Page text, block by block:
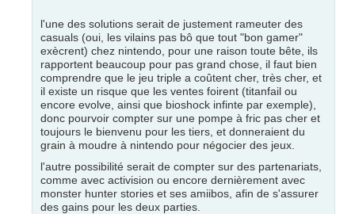
l'une des solutions serait de justement rameuter des
casuals (oui, les vilains pas bô que tout "bon gamer"
exècrent) chez nintendo, pour une raison toute bête, ils
rapportent beaucoup pour pas grand chose, il faut bien
comprendre que le jeu triple a coûtent cher, très cher, et
il existe un risque que les ventes foirent (titanfail ou
encore evolve, ainsi que bioshock infinte par exemple),
donc pourvoir compter sur une pompe à fric pas cher et
toujours le bienvenu pour les tiers, et donneraient du
grain à moudre à nintendo pour négocier des jeux.
l'autre possibilité serait de compter sur des partenariats,
comme avec activision ou encore dernièrement avec
monster hunter stories et ses amiibos, afin de s'assurer
des gains pour les deux parties.